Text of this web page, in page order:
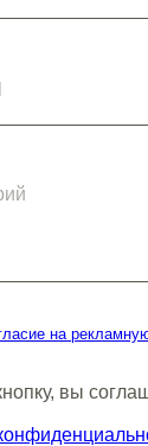
на
вы